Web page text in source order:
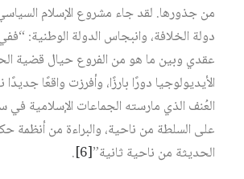
من جذورها. لقد جاء مشروع الإسلام
دولة الخلافة، وانبجاس الدولة الوطنية:
عقدي وبين ما هو من الفروع حيال قضية
الأيديولوجيا دورًا بارزًا، وأفرزت واقعًا
العُنف الذي مارسته الجماعات الإسلامية في
على السلطة من ناحية، والبراءة من أنظمة
الحديثة من ناحية ثانية”[6]
.